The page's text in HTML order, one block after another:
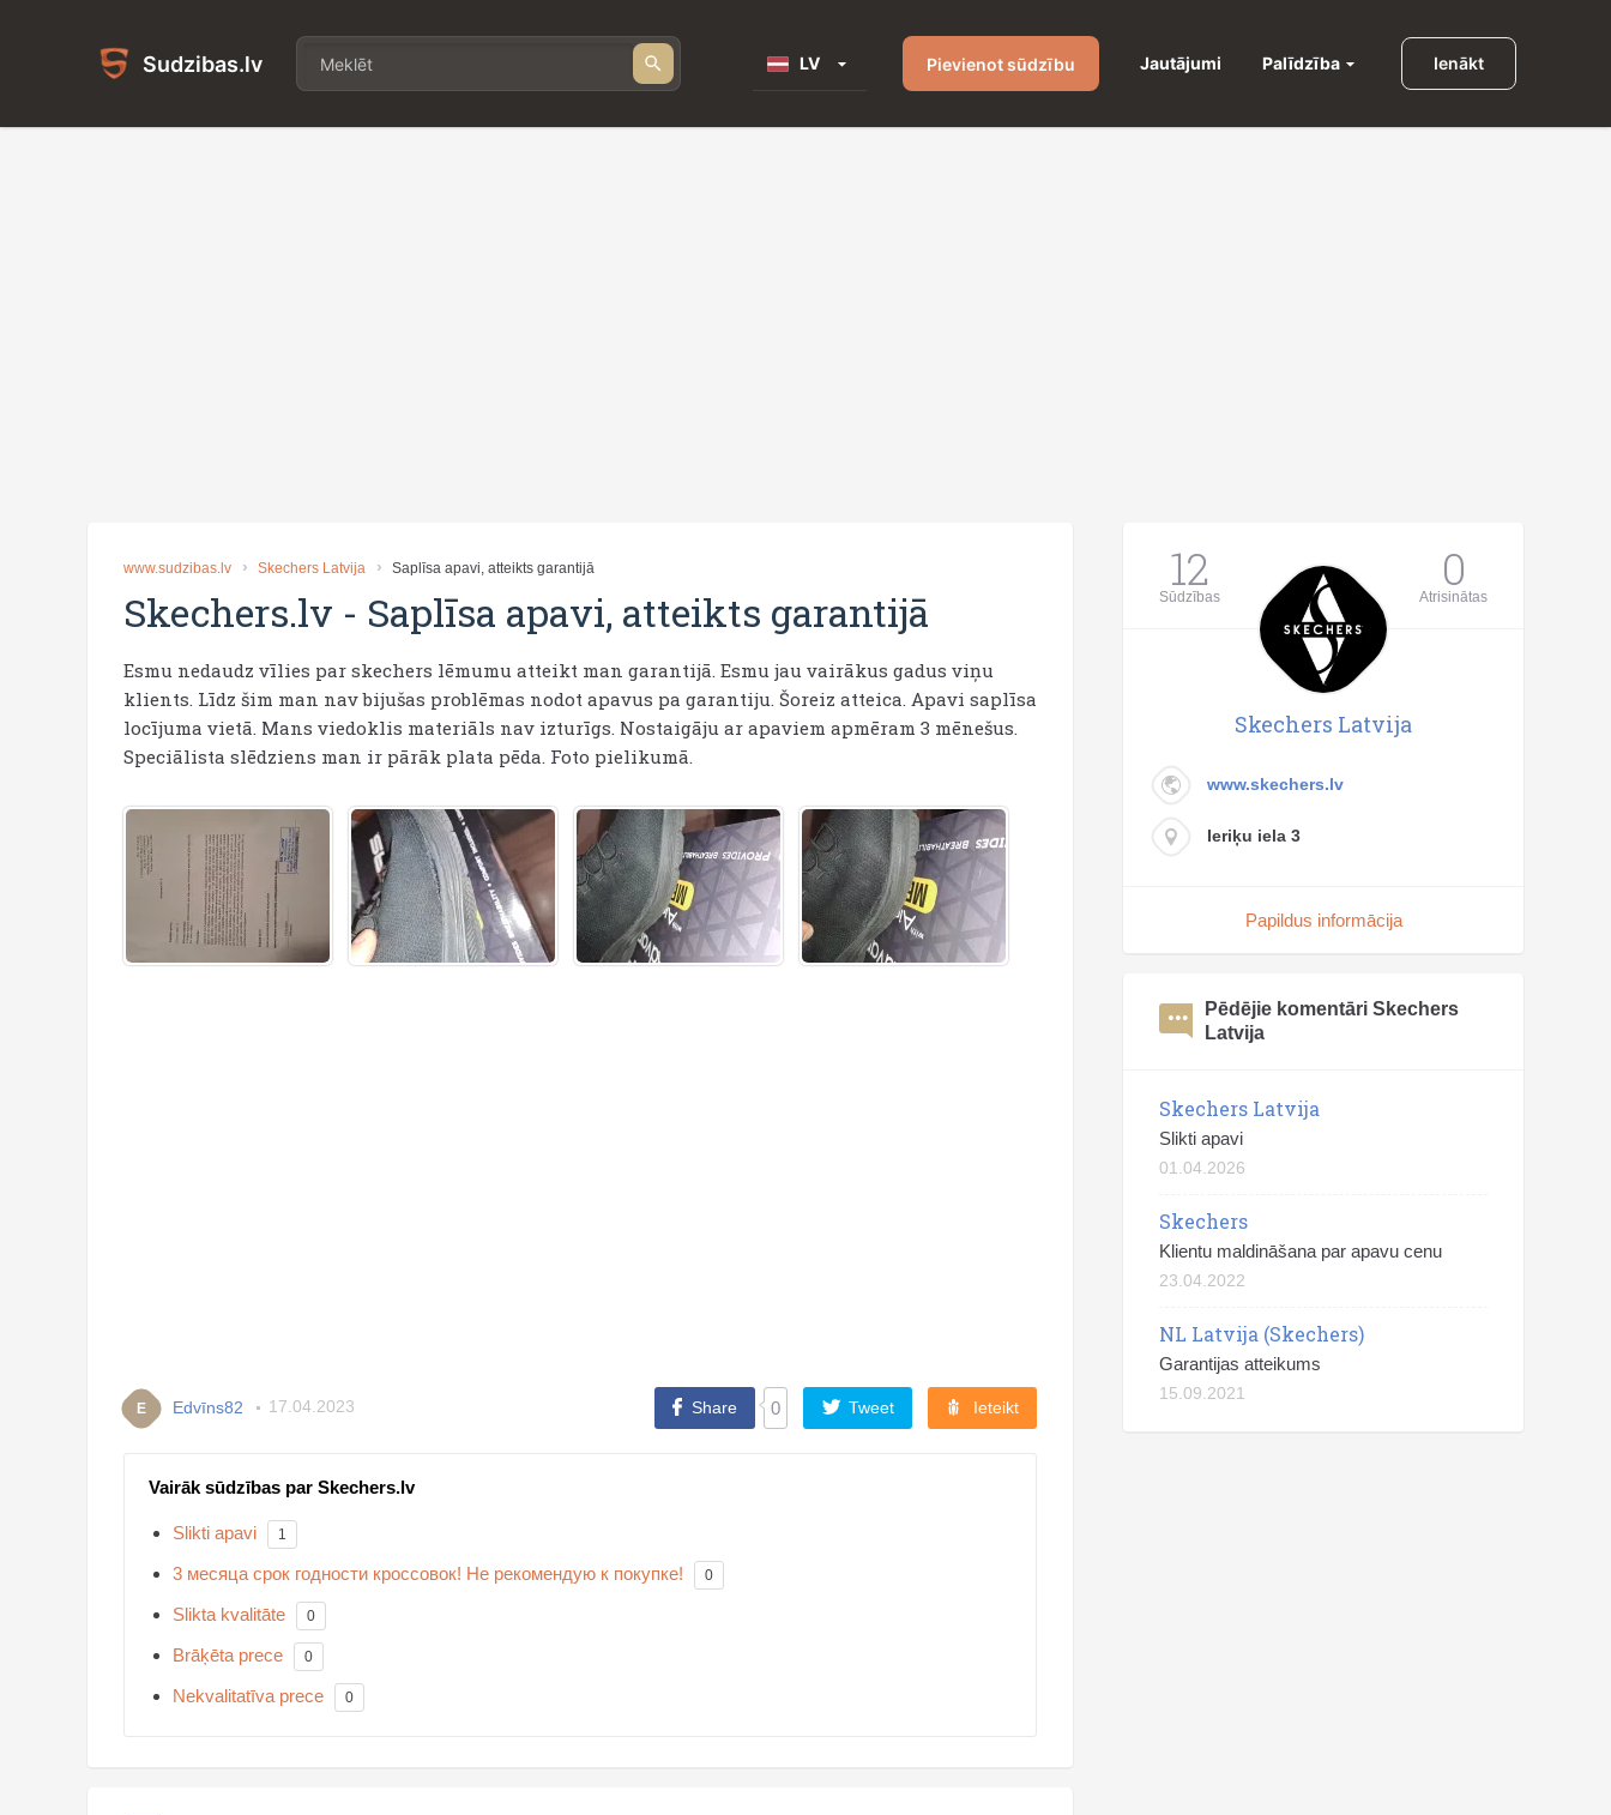
Sudzibas.lv LV Pievienot sūdzību Jautājumi Palīdzība Ienākt
www.sudzibas.lv Skechers Latvija Saplīsa apavi, atteikts garantijā
Skechers.lv - Saplīsa apavi, atteikts garantijā
Esmu nedaudz vīlies par skechers lēmumu atteikt man garantijā. Esmu jau vairākus gadus viņu
klients. Līdz šim man nav bijušas problēmas nodot apavus pa garantiju. Šoreiz atteica. Apavi saplīsa
locījuma vietā. Mans viedoklis materiāls nav izturīgs. Nostaigāju ar apaviem apmēram 3 mēnešus.
Speciālista slēdziens man ir pārāk plata pēda. Foto pielikumā.
E Edvīns82 17.04.2023 Share 0 Tweet Ieteikt
Vairāk sūdzības par Skechers.lv
Slikti apavi 1
3 месяца срок годности кроссовок! Не рекомендую к покупке! 0
Slikta kvalitāte 0
Brāķēta prece 0
Nekvalitatīva prece 0
12
Sūdzības 0
Atrisinātas
Skechers Latvija
www.skechers.lv
Ieriķu iela 3
Papildus informācija
Pēdējie komentāri Skechers
Latvija
Skechers Latvija
Slikti apavi
01.04.2026
Skechers
Klientu maldināšana par apavu cenu
23.04.2022
NL Latvija (Skechers)
Garantijas atteikums
15.09.2021